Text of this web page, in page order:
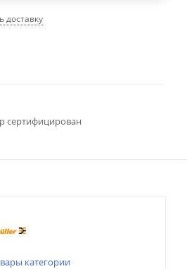
доставку
сертифицирован
категории